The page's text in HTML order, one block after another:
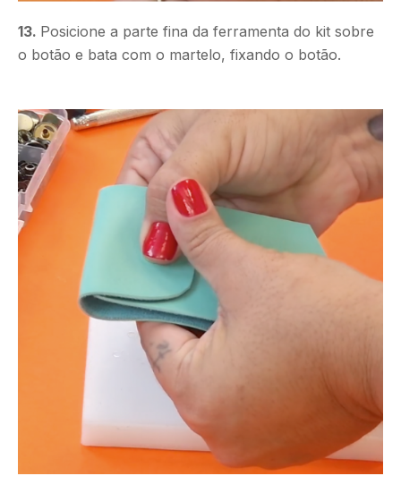
13. Posicione a parte fina da ferramenta do kit sobre
o botão e bata com o martelo, fixando o botão.